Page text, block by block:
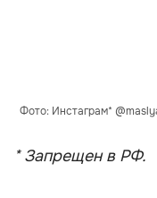
Фото: Инстаграм*
* Запрещен в РФ.